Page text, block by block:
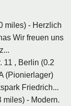
miles) - Herzlich
Wir freuen uns
11 , Berlin (0.2
(Pionierlager)
Friedrich...
miles) - Modern.